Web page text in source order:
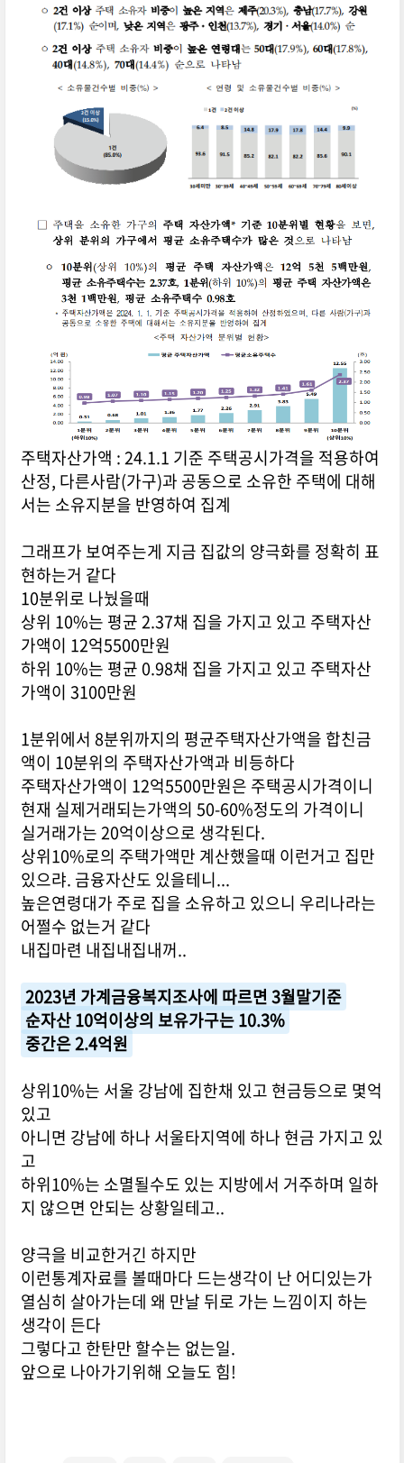
주택자산가액 : 24.1.1 기준 주택공시가격을 적용하여
산정, 다른사람(가구)과 공동으로 소유한 주택에 대해
서는 소유지분을 반영하여 집계
그래프가 보여주는게 지금 집값의 양극화를 정확히 표
현하는거 같다
10분위로 나눴을때
상위 10%는 평균 2.37채 집을 가지고 있고 주택자산
가액이 12억5500만원
하위 10%는 평균 0.98채 집을 가지고 있고 주택자산
가액이 3100만원
1분위에서 8분위까지의 평균주택자산가액을 합친금
액이 10분위의 주택자산가액과 비등하다
주택자산가액이 12억5500만원은 주택공시가격이니
현재 실제거래되는가액의 50-60%정도의 가격이니
실거래가는 20억이상으로 생각된다.
상위10%로의 주택가액만 계산했을때 이런거고 집만
있으랴. 금융자산도 있을테니...
높은연령대가 주로 집을 소유하고 있으니 우리나라는
어쩔수 없는거 같다
내집마련 내집내집내꺼..
2023년 가계금융복지조사에 따르면 3월말기준
순자산 10억이상의 보유가구는 10.3%
중간은 2.4억원
상위10%는 서울 강남에 집한채 있고 현금등으로 몇억
있고
아니면 강남에 하나 서울타지역에 하나 현금 가지고 있
고
하위10%는 소멸될수도 있는 지방에서 거주하며 일하
지 않으면 안되는 상황일테고..
양극을 비교한거긴 하지만
이런통계자료를 볼때마다 드는생각이 난 어디있는가
열심히 살아가는데 왜 만날 뒤로 가는 느낌이지 하는
생각이 든다
그렇다고 한탄만 할수는 없는일.
앞으로 나아가기위해 오늘도 힘!